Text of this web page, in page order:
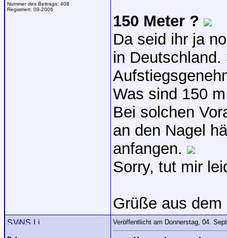
Nummer des Beitrags: 408
Registriert: 09-2006
150 Meter ?
Da seid ihr ja
in
Was sind 150
Bei solchen
an den Nagel
anfangen.
Sorry, tut mir
Grüße aus
Veröffentlicht am Donnerstag, 04.